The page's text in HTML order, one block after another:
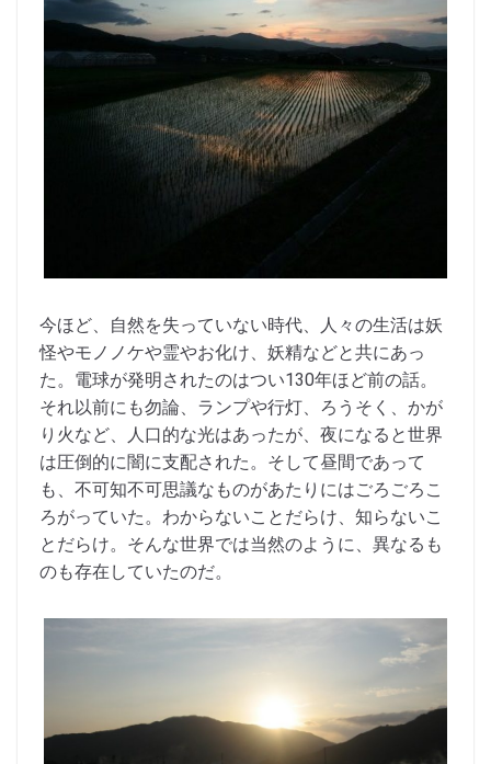
今ほど、自然を失っていない時代、人々の生活は妖
怪やモノノケや霊やお化け、妖精などと共にあっ
た。電球が発明されたのはつい130年ほど前の話。
それ以前にも勿論、ランプや行灯、ろうそく、かが
り火など、人口的な光はあったが、夜になると世界
は圧倒的に闇に支配された。そして昼間であって
も、不可知不可思議なものがあたりにはごろごろこ
ろがっていた。わからないことだらけ、知らないこ
とだらけ。そんな世界では当然のように、異なるも
のも存在していたのだ。